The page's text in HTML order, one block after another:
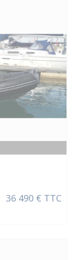
36 490 € TTC